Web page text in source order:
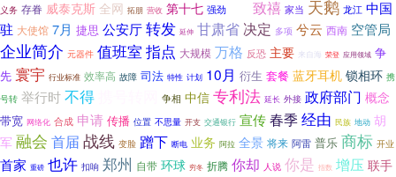
义务 存眷 威泰克斯 全网 拓朋 营收 第十七 强劲 致禧 家当 天鹅 龙江 中国
驻 大使馆 7月 捷思 公安厅转发 延伸 甘肃省 决定 多项 兮云 西南 空管局
企业简介 元器件 值班室 指点 大规模 万格 反恐 主要 来自海 荣登 应用领域 争
先 寰宇 行业标准 效率高 故障 司法 特性 计划 10月 衍生 套餐 蓝牙耳机 锁相环 携
号转 举行时不得 争相 中信 专利法 延长 外接 政府部门 概念
带宽 网络化 合成 申请 传播 位置 不思量 开支 交通银行 宣传春季经由 民族 地动 胡
军 融会 首届 战线 变脸 蹭下 断电 业务 阿拉 全景 将来 阿雷 普乐 商标 开业
首家 重磅 也许 扣响 郑州 自带 环球 穷冬 折腾 你却 人说 你是 指数 增压 联手